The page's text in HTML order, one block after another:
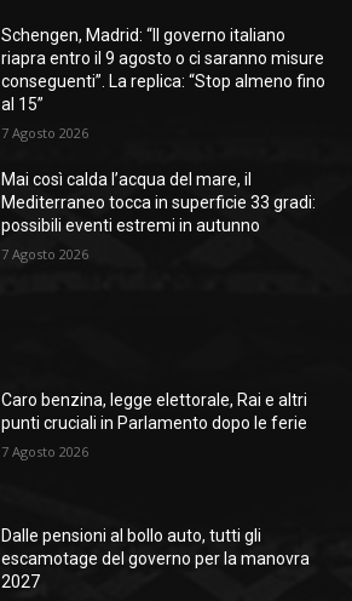
Schengen, Madrid: “Il governo italiano
riapra entro il 9 agosto o ci saranno misure
conseguenti”. La replica: “Stop almeno fino
al 15”
7 Agosto 2026
Mai così calda l’acqua del mare, il
Mediterraneo tocca in superficie 33 gradi:
possibili eventi estremi in autunno
7 Agosto 2026
Caro benzina, legge elettorale, Rai e altri
punti cruciali in Parlamento dopo le ferie
7 Agosto 2026
Dalle pensioni al bollo auto, tutti gli
escamotage del governo per la manovra
2027